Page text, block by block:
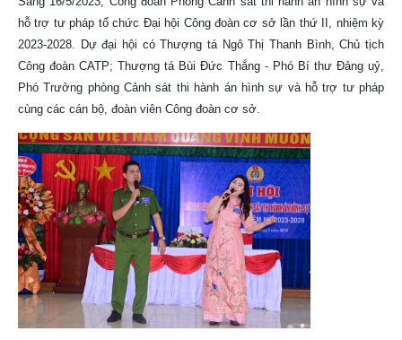
hỗ trợ tư pháp tổ chức Đại hội Công đoàn cơ sở lần thứ II, nhiệm kỳ
2023-2028. Dự đại hội có Thượng tá Ngô Thị Thanh Bình, Chủ tịch
Công đoàn CATP; Thượng tá Bùi Đức Thắng - Phó Bí thư Đảng uỷ,
Phó Trưởng phòng Cảnh sát thi hành án hình sự và hỗ trợ tư pháp
cùng các cán bộ, đoàn viên Công đoàn cơ sở.